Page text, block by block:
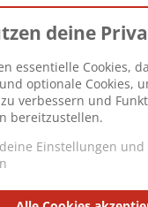
deine
essentielle Cookies,
optionale Cookies,
verbessern und
bereitzustellen.
Einstellungen